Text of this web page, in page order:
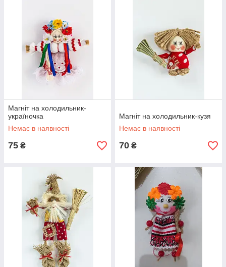
Магніт на холодильник-
україночка
Немає в наявності
75 ₴
Магніт на холодильник-кузя
Немає в наявності
70 ₴